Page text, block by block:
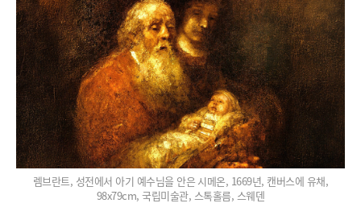
렘브란트, 성전에서 아기 예수님을 안은 시메온, 1669년, 캔버스에 유채,
98x79cm, 국립미술관, 스톡홀름, 스웨덴